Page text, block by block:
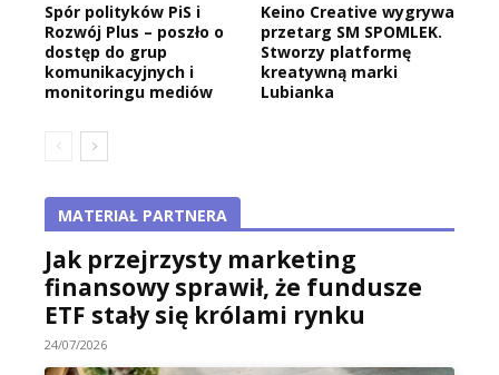
Spór polityków PiS i
Rozwój Plus – poszło o
dostęp do grup
komunikacyjnych i
monitoringu mediów
Keino Creative wygrywa
przetarg SM SPOMLEK.
Stworzy platformę
kreatywną marki
Lubianka
MATERIAŁ PARTNERA
Jak przejrzysty marketing
finansowy sprawił, że fundusze
ETF stały się królami rynku
24/07/2026